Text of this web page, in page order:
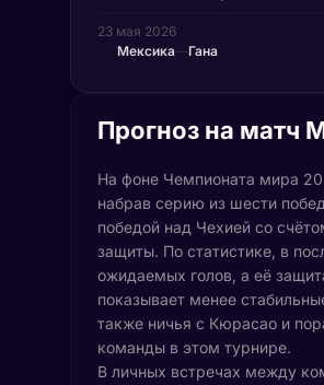
23 мая 2026
Мексика—Гана
Прогноз на матч
На фоне Чемпионата мира
набрав серию из шести
победой над Чехией со
защиты. По статистике, в
ожидаемых голов, а её
показывает менее
также ничья с Кюрасао и
команды в этом турнире.
В личных встречах между